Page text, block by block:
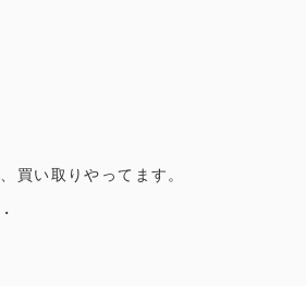
買い取りやってます。